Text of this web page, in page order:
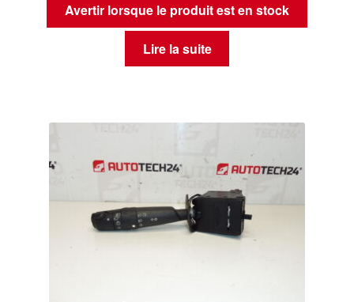
Avertir lorsque le produit est en stock
Lire la suite